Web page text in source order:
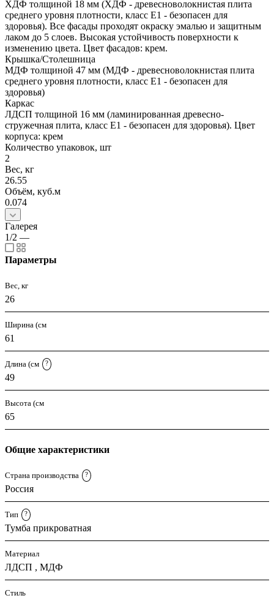
ХДФ толщиной 18 мм (ХДФ - древесноволокнистая плита
среднего уровня плотности, класс E1 - безопасен для
здоровья). Все фасады проходят окраску эмалью и защитным
лаком до 5 слоев. Высокая устойчивость поверхности к
изменению цвета. Цвет фасадов: крем.
Крышка/Столешница
МДФ толщиной 47 мм (МДФ - древесноволокнистая плита
среднего уровня плотности, класс E1 - безопасен для
здоровья)
Каркас
ЛДСП толщиной 16 мм (ламинированная древесно-
стружечная плита, класс E1 - безопасен для здоровья). Цвет
корпуса: крем
Количество упаковок, шт
2
Вес, кг
26.55
Объём, куб.м
0.074
Галерея
1/2 —
Параметры
Вес, кг
26
Ширина (см
61
Длина (см ?
49
Высота (см
65
Общие характеристики
Страна производства ?
Россия
Тип ?
Тумба прикроватная
Материал
ЛДСП , МДФ
Стиль